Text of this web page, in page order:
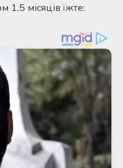
місяців їжте: